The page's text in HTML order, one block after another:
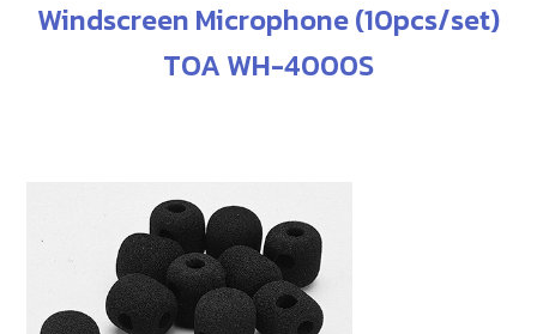
Windscreen Microphone (10pcs/set)
TOA WH-4000S